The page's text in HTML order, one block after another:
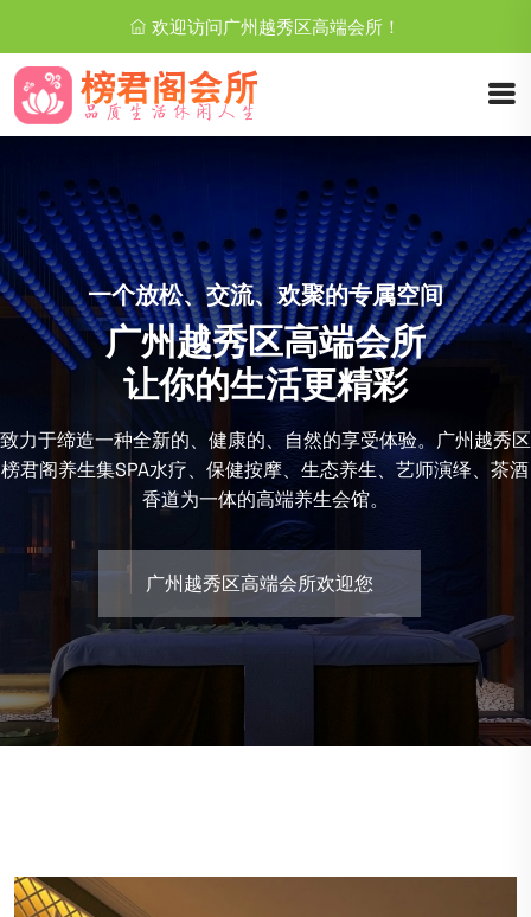
欢迎访问广州越秀区高端会所！
一个放松、交流、欢聚的专属空间
广州越秀区高端会所
让你的生活更精彩
致力于缔造一种全新的、健康的、自然的享受体验。广州越秀区
榜君阁养生集SPA水疗、保健按摩、生态养生、艺师演绎、茶酒
香道为一体的高端养生会馆。
广州越秀区高端会所欢迎您